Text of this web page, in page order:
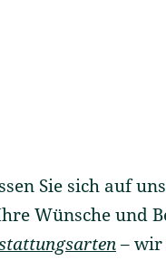
Sie sich auf
Wünsche und
– wir